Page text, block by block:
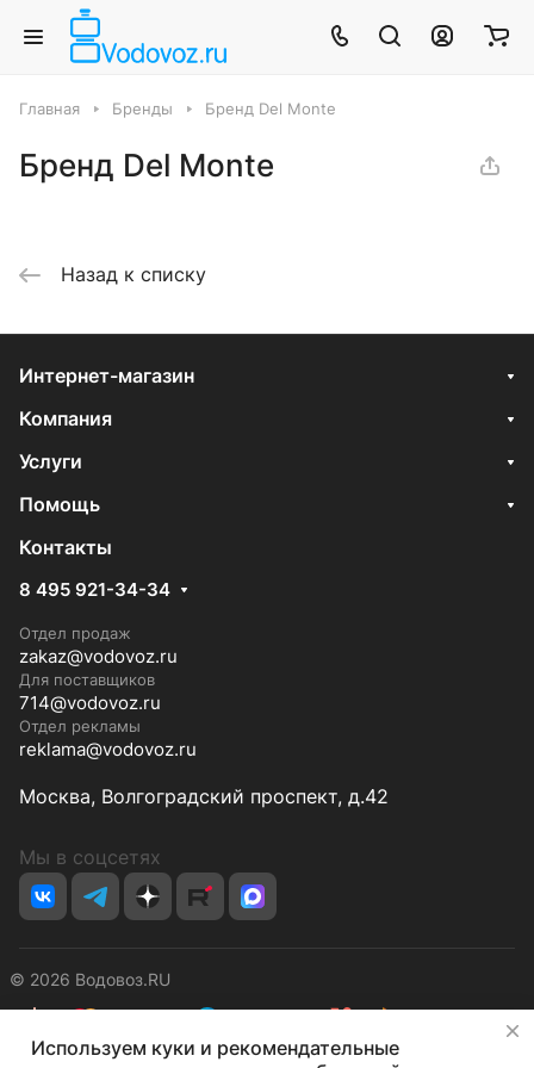
Главная Бренды Бренд Del Monte
Бренд Del Monte
Назад к списку
Интернет-магазин
Компания
Услуги
Помощь
Контакты
8 495 921-34-34
Отдел продаж
zakaz@vodovoz.ru
Для поставщиков
714@vodovoz.ru
Отдел рекламы
reklama@vodovoz.ru
Москва, Волгоградский проспект, д.42
Мы в соцсетях
© 2026 Водовоз.RU
КонфиденциальностьОферта
Используем куки и рекомендательные